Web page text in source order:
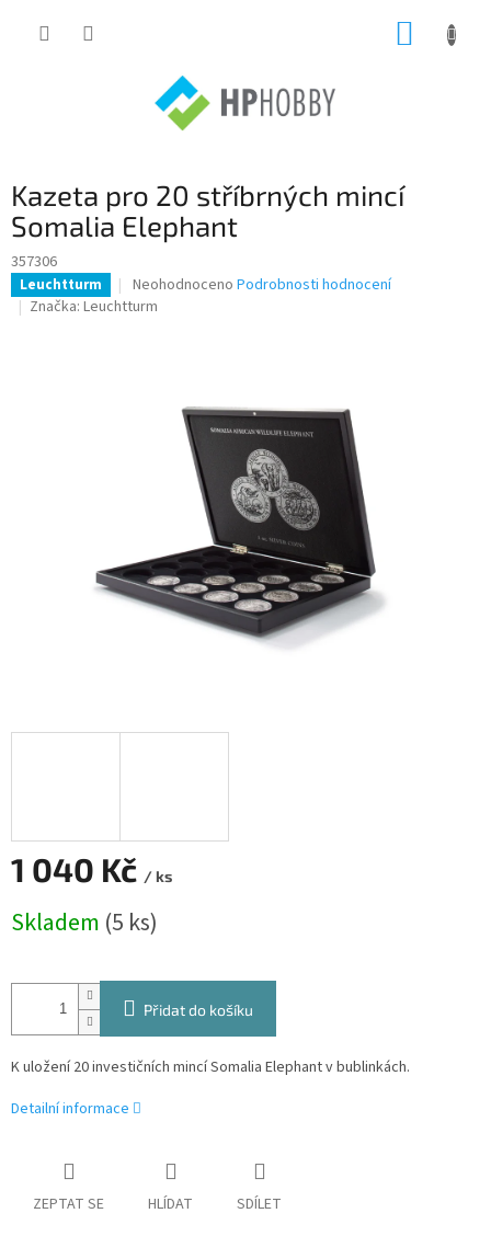
Kazeta pro 20 stříbrných mincí
Somalia Elephant
357306
Leuchtturm
Průměrné
hodnocení
hvězdiček.
Neohodnoceno Podrobnosti hodnocení
Značka: Leuchtturm
1 040 Kč / ks
cena:
Skladem (5 ks)
Přidat do košíku
K uložení 20 investičních mincí Somalia Elephant v bublinkách.
Detailní informace
ZEPTAT SE HLÍDAT SDÍLET